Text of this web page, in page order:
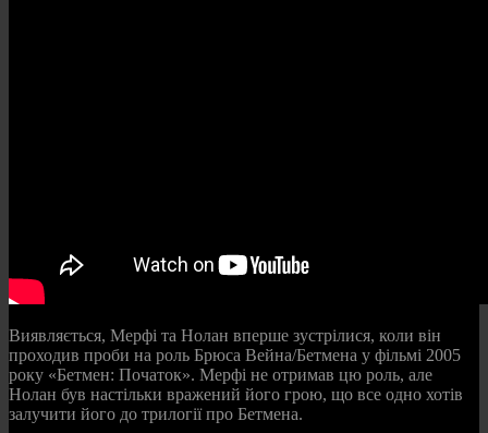
Виявляється, Мерфі та Нолан вперше зустрілися, коли він
проходив проби на роль Брюса Вейна/Бетмена у фільмі 2005
року «Бетмен: Початок». Мерфі не отримав цю роль, але
Нолан був настільки вражений його грою, що все одно хотів
залучити його до трилогії про Бетмена.